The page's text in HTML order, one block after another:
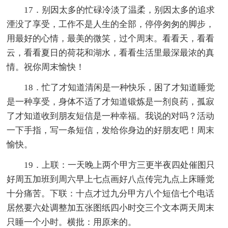
17．别因太多的忙碌冷淡了温柔，别因太多的追求
湮没了享受，工作不是人生的全部，停停匆匆的脚步，
用最好的心情，最美的微笑，过个周末。看看天，看看
云，看看夏日的荷花和湖水，看看生活里最深最浓的真
情。祝你周末愉快！
18．忙了才知道清闲是一种快乐，困了才知道睡觉
是一种享受，身体不适了才知道锻炼是一剂良药，孤寂
了才知道收到朋友短信是一种幸福。我说的对吗？活动
一下手指，写一条短信，发给你身边的好朋友吧！周末
愉快。
19．上联：一天晚上两个甲方三更半夜四处催图只
好周五加班到周六早上七点画好八点传完九点上床睡觉
十分痛苦。下联：十点才过九分甲方八个短信七个电话
居然要六处调整加五张图纸四小时交三个文本两天周末
只睡一个小时。横批：用原来的。